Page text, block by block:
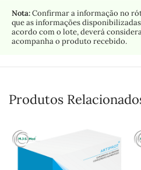
Nota:Confirmar a informação no
que as informações
acordo com o lote, deverá
acompanha o produto recebido.
Produtos